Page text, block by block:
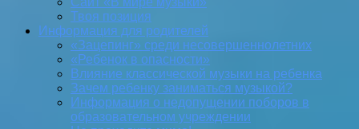
Твоя позиция
Информация для родителей
«Зацепинг» среди несовершеннолетних
«Ребенок в опасности»
Влияние классической музыки на ребенка
Зачем ребенку заниматься музыкой?
Информация о недопущении поборов в
образовательном учреждении